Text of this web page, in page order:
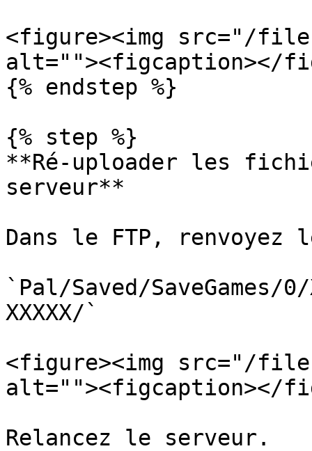
<figure><img src="/files/
alt=""><figcaption></
{% endstep %}
{% step %}
**Ré-uploader les
serveur**
Dans le FTP,
`Pal/Saved/SaveGames/0/
XXXXX/`
<figure><img src="/files/
alt=""><figcaption></
Relancez le serveur.